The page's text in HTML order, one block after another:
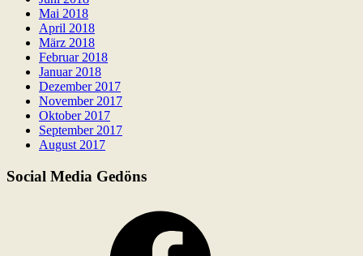
Mai 2018
April 2018
März 2018
Februar 2018
Januar 2018
Dezember 2017
November 2017
Oktober 2017
September 2017
August 2017
Social Media Gedöns